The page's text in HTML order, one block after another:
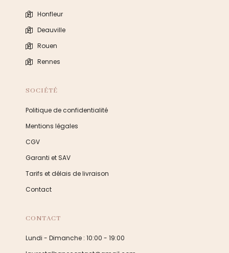
Honfleur
Deauville
Rouen
Rennes
SOCIÉTÉ
Politique de confidentialité
Mentions légales
CGV
Garanti et SAV
Tarifs et délais de livraison
Contact
CONTACT
Lundi - Dimanche : 10:00 - 19:00